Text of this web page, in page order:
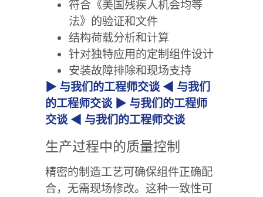
符合《美国残疾人机会均等
法》的验证和文件
结构荷载分析和计算
针对独特应用的定制组件设计
安装故障排除和现场支持
▶ 与我们的工程师交谈 ◀ 与我们
的工程师交谈 ▶ 与我们的工程师
交谈 ◀ 与我们的工程师交谈
生产过程中的质量控制
精密的制造工艺可确保组件正确配
合，无需现场修改。这种一致性可